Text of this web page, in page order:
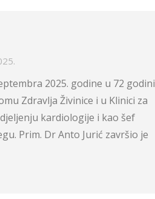
2025. godine u 72 godini
Zdravlja Živinice i u Klinici za
kardiologije i kao šef
Prim. Dr Anto Jurić završio je